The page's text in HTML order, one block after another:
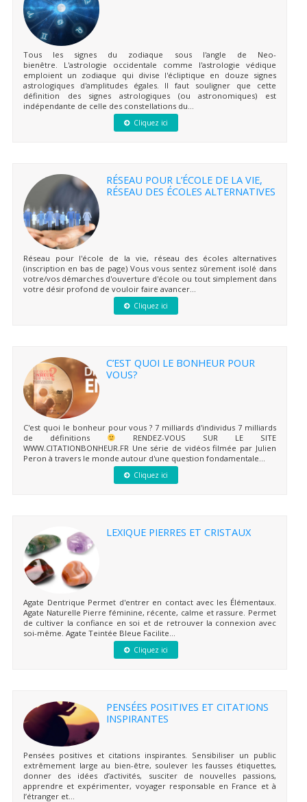
Tous les signes du zodiaque sous l'angle de Neo-
bienêtre. L'astrologie occidentale comme l'astrologie védique
emploient un zodiaque qui divise l'écliptique en douze signes
astrologiques d'amplitudes égales. Il faut souligner que cette
définition des signes astrologiques (ou astronomiques) est
indépendante de celle des constellations du...
Cliquez ici
RÉSEAU POUR L’ÉCOLE DE LA VIE,
RÉSEAU DES ÉCOLES ALTERNATIVES
Réseau pour l'école de la vie, réseau des écoles alternatives
(inscription en bas de page) Vous vous sentez sûrement isolé dans
votre/vos démarches d'ouverture d'école ou tout simplement dans
votre désir profond de vouloir faire avancer...
Cliquez ici
C’EST QUOI LE BONHEUR POUR
VOUS?
C'est quoi le bonheur pour vous ? 7 milliards d'individus 7 milliards
de définitions
RENDEZ-VOUS SUR LE SITE
WWW.CITATIONBONHEUR.FR Une série de vidéos filmée par Julien
Peron à travers le monde autour d'une question fondamentale...
Cliquez ici
LEXIQUE PIERRES ET CRISTAUX
Agate Dentrique Permet d'entrer en contact avec les Élémentaux.
Agate Naturelle Pierre féminine, récente, calme et rassure. Permet
de cultiver la confiance en soi et de retrouver la connexion avec
soi-même. Agate Teintée Bleue Facilite...
Cliquez ici
PENSÉES POSITIVES ET CITATIONS
INSPIRANTES
Pensées positives et citations inspirantes. Sensibiliser un public
extrêmement large au bien-être, soulever les fausses étiquettes,
donner des idées d’activités, susciter de nouvelles passions,
apprendre et expérimenter, voyager responsable en France et à
l’étranger et...